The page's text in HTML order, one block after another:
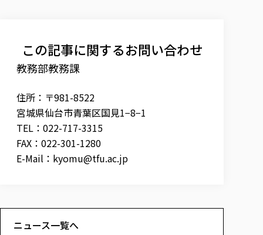
この記事に関するお問い合わせ
教務部教務課
住所：〒981-8522
宮城県仙台市青葉区国見1−8−1
TEL：022-717-3315
FAX：022-301-1280
E-Mail： kyomu@tfu.ac.jp
ニュース一覧へ